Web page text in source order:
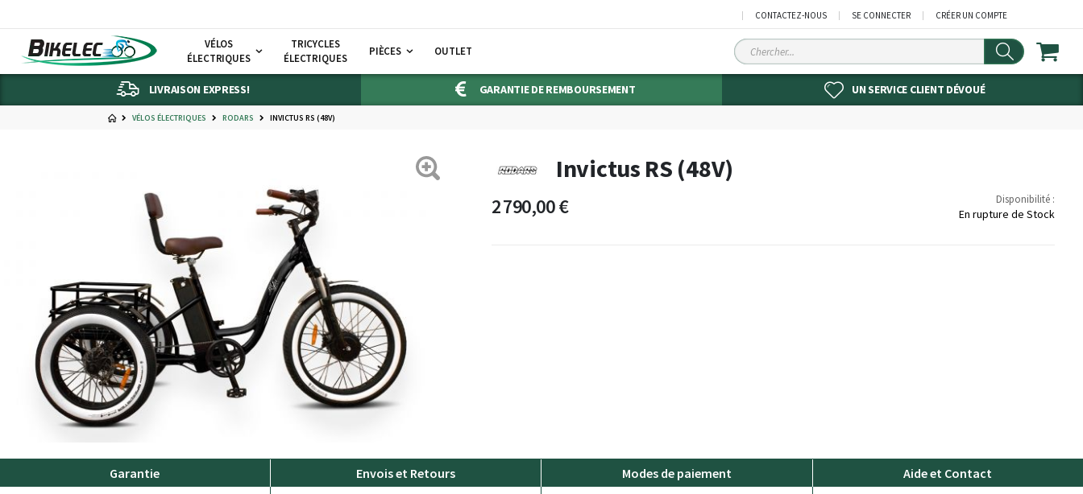
CONTACTEZ-NOUS SE CONNECTER CRÉER UN COMPTE
VÉLOS
ÉLECTRIQUES
TRICYCLES
ÉLECTRIQUES
PIÈCES OUTLET Chercher
LIVRAISON EXPRESS! GARANTIE DE REMBOURSEMENT UN SERVICE CLIENT DÉVOUÉ
VÉLOS ÉLECTRIQUES RODARS INVICTUS RS (48V)
Invictus RS (48V)
2 790,00 € Disponibilité :
En rupture de Stock
Garantie Envois et Retours Modes de paiement Aide et Contact